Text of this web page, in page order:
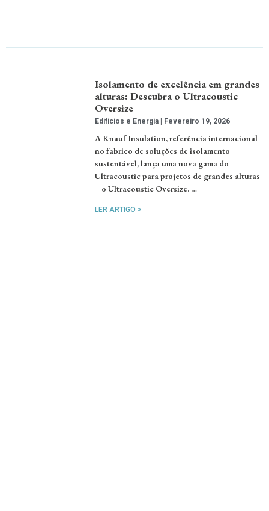
Isolamento de excelência em grandes
alturas: Descubra o Ultracoustic
Oversize
Edifícios e Energia Fevereiro 19, 2026
A Knauf Insulation, referência internacional
no fabrico de soluções de isolamento
sustentável, lança uma nova gama do
Ultracoustic para projetos de grandes alturas
– o Ultracoustic Oversize. …
LER ARTIGO >